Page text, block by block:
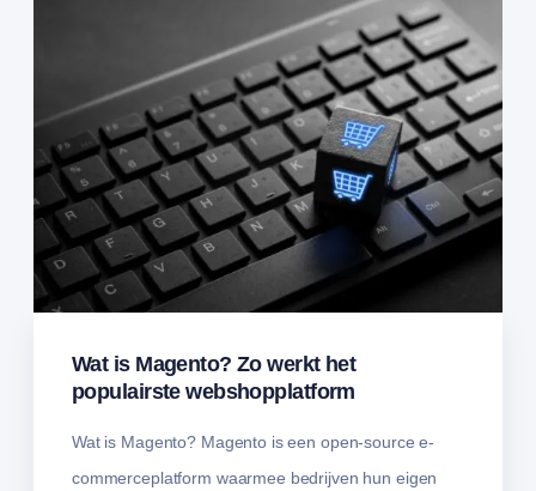
Wat is Magento? Zo werkt het
populairste webshopplatform
Wat is Magento? Magento is een open-source e-
commerceplatform waarmee bedrijven hun eigen